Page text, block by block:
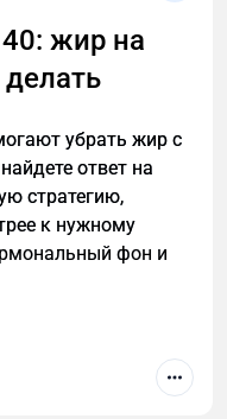
жир на
убрать жир с
ответ на
стратегию,
к нужному
фон и